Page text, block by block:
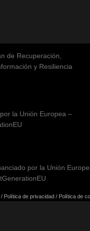
la Unión Europea –
/ Política de privacidad / Política de